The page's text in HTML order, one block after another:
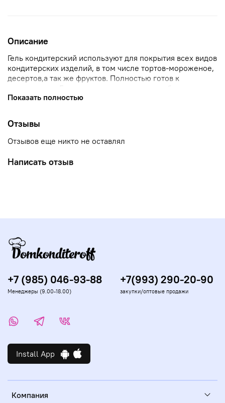
Описание
Гель кондитерский используют для покрытия всех видов
кондитерских изделий, в том числе тортов-мороженое,
десертов,а так же фруктов. Полностью готов к
применению. Глазурь с атласным ледяным блеском,
добавляет яркости десертам, тортам, пончикам,
употреблению глазурь с яркими цветами и
восхитительным фруктовым вкусом преобразит любое
сладкое лакомство. Перед использованием снимите
этикетку и выбросьте внешний пакет. Упаковка 250 гр.
Показать полностью
Отзывы
Отзывов еще никто не оставлял
Написать отзыв
Компания
Install App
+7 (985) 046-93-88
Менеджеры (9.00-18.00)
+7(993) 290-20-90
закупки/оптовые продажи